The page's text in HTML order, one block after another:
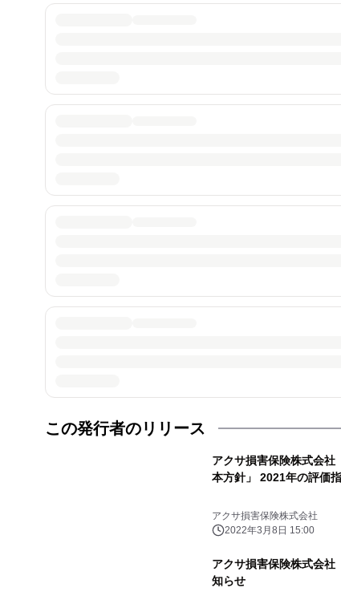
この発行者のリリース
アクサ損害保険株式会社
本方針」 2021年の評価
アクサ損害保険株式会社
2022年3月8日 15:00
アクサ損害保険株式会
知らせ